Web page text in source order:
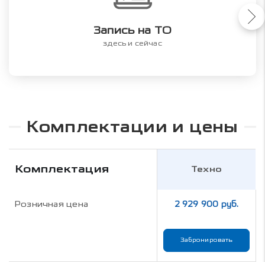
Запись на ТО
здесь и сейчас
Комплектации и цены
Комплектация Техно
Розничная цена 2 929 900 руб.
Забронировать